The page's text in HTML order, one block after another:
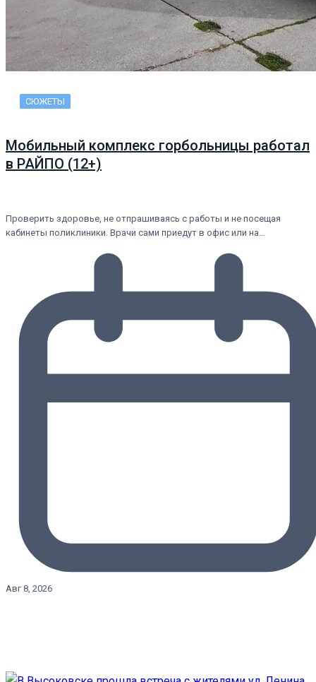
СЮЖЕТЫ
Мобильный комплекс горбольницы работал
в РАЙПО (12+)
Проверить здоровье, не отпрашиваясь с работы и не посещая
кабинеты поликлиники. Врачи сами приедут в офис или на…
Авг 8, 2026